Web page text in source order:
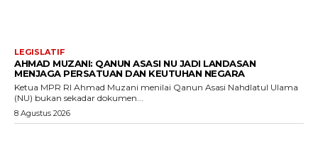
LEGISLATIF
AHMAD MUZANI: QANUN ASASI NU JADI LANDASAN
MENJAGA PERSATUAN DAN KEUTUHAN NEGARA
Ketua MPR RI Ahmad Muzani menilai Qanun Asasi Nahdlatul Ulama
(NU) bukan sekadar dokumen...
8 Agustus 2026